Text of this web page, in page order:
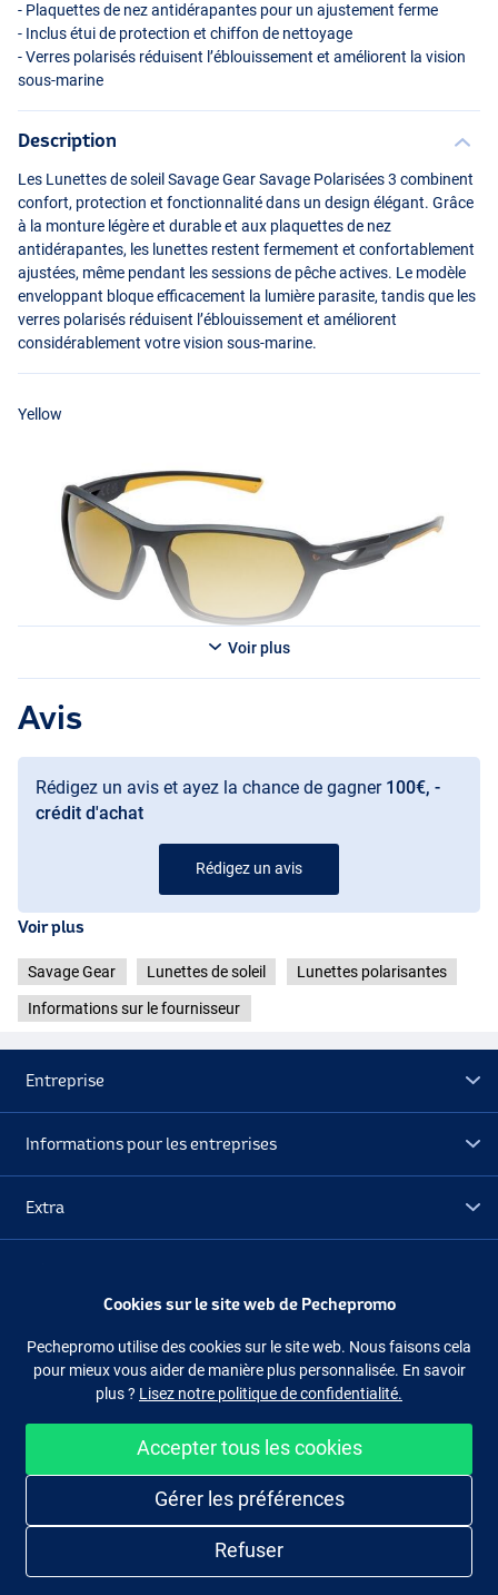
Orange Revo
- Plaquettes de nez antidérapantes pour un ajustement ferme
- Inclus étui de protection et chiffon de nettoyage
- Verres polarisés réduisent l’éblouissement et améliorent la vision
sous-marine
Description
Les Lunettes de soleil Savage Gear Savage Polarisées 3 combinent
confort, protection et fonctionnalité dans un design élégant. Grâce
à la monture légère et durable et aux plaquettes de nez
antidérapantes, les lunettes restent fermement et confortablement
ajustées, même pendant les sessions de pêche actives. Le modèle
enveloppant bloque efficacement la lumière parasite, tandis que les
verres polarisés réduisent l’éblouissement et améliorent
considérablement votre vision sous-marine.
Yellow
Black
Orange Revo
Voir plus
Avis
Rédigez un avis et ayez la chance de gagner 100€, -
crédit d'achat
Rédigez un avis
Voir plus
Savage Gear Lunettes de soleil Lunettes polarisantes
Informations sur le fournisseur
Entreprise
Informations pour les entreprises
Extra
Suivez-nous Facebook Instagram
Cookies sur le site web de Pechepromo
Pechepromo utilise des cookies sur le site web. Nous faisons cela
pour mieux vous aider de manière plus personnalisée. En savoir
plus ? Lisez notre politique de confidentialité.
Accepter tous les cookies
Gérer les préférences
Refuser